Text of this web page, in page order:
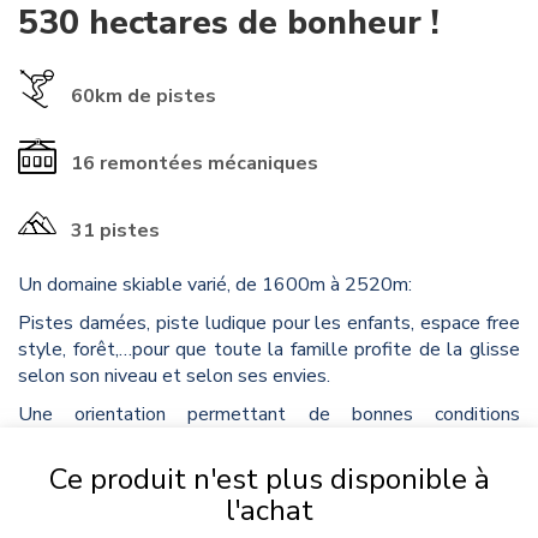
530 hectares de bonheur !
60km de pistes
16 remontées mécaniques
31 pistes
Un domaine skiable varié, de 1600m à 2520m:
Pistes damées, piste ludique pour les enfants, espace free
style, forêt,…pour que toute la famille profite de la glisse
selon son niveau et selon ses envies.
Une orientation permettant de bonnes conditions
assure un ski de qualité pendant toute la saison.
Et pas d'attente aux pieds des remontées mécaniques !
Ce produit n'est plus disponible à
l'achat